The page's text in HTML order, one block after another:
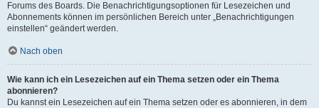
Forums des Boards. Die Benachrichtigungsoptionen für Lesezeichen und
Abonnements können im persönlichen Bereich unter „Benachrichtigungen
einstellen“ geändert werden.
Nach oben
Wie kann ich ein Lesezeichen auf ein Thema setzen oder ein Thema
abonnieren?
Du kannst ein Lesezeichen auf ein Thema setzen oder es abonnieren, in dem